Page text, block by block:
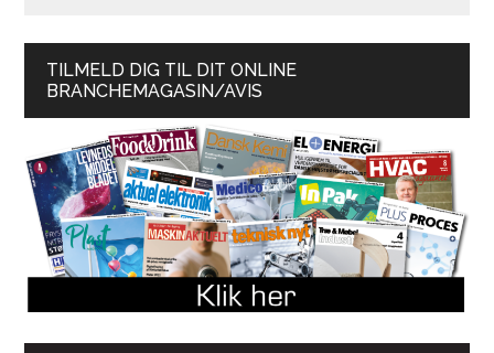
TILMELD DIG TIL DIT ONLINE
BRANCHEMAGASIN/AVIS